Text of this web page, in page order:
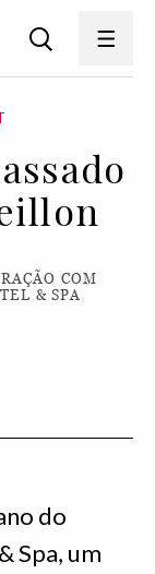
COM
& SPA
do
Spa, um